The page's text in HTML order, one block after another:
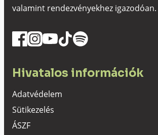
valamint rendezvényekhez igazodóan.
Hivatalos információk
Adatvédelem
Sütikezelés
ÁSZF